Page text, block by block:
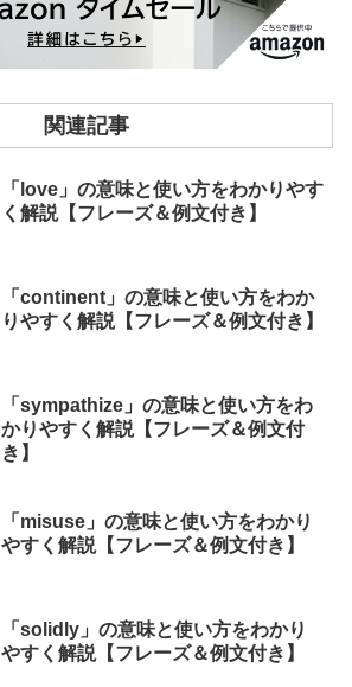
関連記事
「love」の意味と使い方をわかりやす
く解説【フレーズ＆例文付き】
「continent」の意味と使い方をわか
りやすく解説【フレーズ＆例文付き】
「sympathize」の意味と使い方をわ
かりやすく解説【フレーズ＆例文付
き】
「misuse」の意味と使い方をわかり
やすく解説【フレーズ＆例文付き】
「solidly」の意味と使い方をわかり
やすく解説【フレーズ＆例文付き】